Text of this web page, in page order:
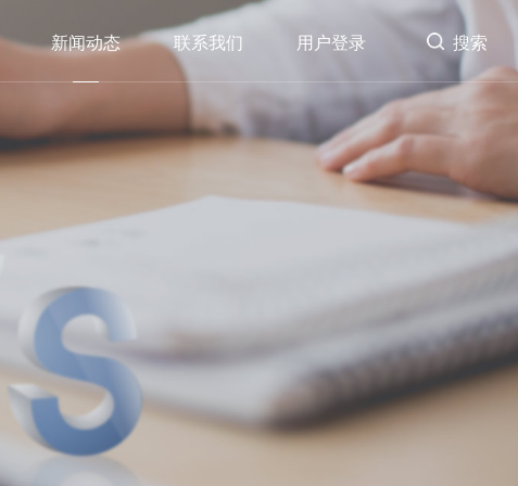
新闻动态 联系我们 用户登录 搜索